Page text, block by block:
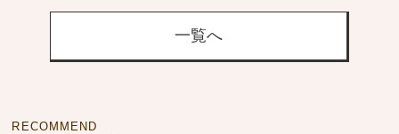
一覧へ
RECOMMEND